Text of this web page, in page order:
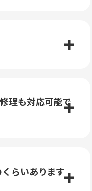
理も対応可能で
らいあります